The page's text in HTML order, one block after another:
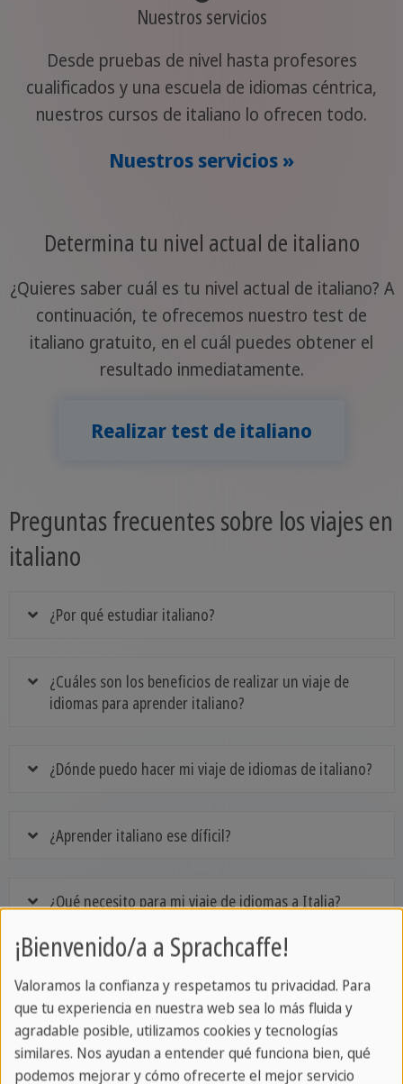
Nuestros servicios
Desde pruebas de nivel hasta profesores
cualificados y una escuela de idiomas céntrica,
nuestros cursos de italiano lo ofrecen todo.
Nuestros servicios »
Determina tu nivel actual de italiano
¿Quieres saber cuál es tu nivel actual de italiano? A
continuación, te ofrecemos nuestro test de
italiano gratuito, en el cuál puedes obtener el
resultado inmediatamente.
Realizar test de italiano
Preguntas frecuentes sobre los viajes en
italiano
¿Por qué estudiar italiano?
¿Cuáles son los beneficios de realizar un viaje de
idiomas para aprender italiano?
¿Dónde puedo hacer mi viaje de idiomas de italiano?
¿Aprender italiano ese díficil?
¿Qué necesito para mi viaje de idiomas a Italia?
Descubre nuestros cursos de italiano a través
de nuestros estudiantes
¡Bienvenido/a a Sprachcaffe!
Valoramos la confianza y respetamos tu privacidad. Para
que tu experiencia en nuestra web sea lo más fluida y
agradable posible, utilizamos cookies y tecnologías
similares. Nos ayudan a entender qué funciona bien, qué
podemos mejorar y cómo ofrecerte el mejor servicio